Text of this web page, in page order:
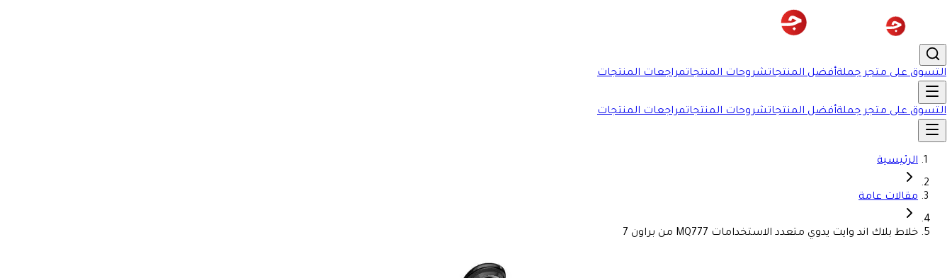
التسوق على متجر جملةأفضل المنتجاتشروحات المنتجاتمراجعات المنتجات
التسوق على متجر جملةأفضل المنتجاتشروحات المنتجاتمراجعات المنتجات
الرئيسية
مقالات عامة
خلاط بلاك اند وايت يدوي متعدد الاستخدامات MQ777 من براون 7